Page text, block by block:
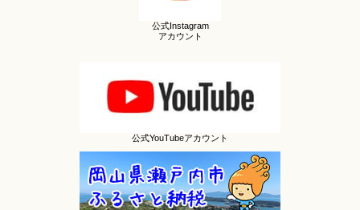
公式Instagram
アカウント
公式YouTubeアカウント